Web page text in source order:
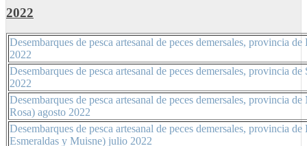
2022
Desembarques de pesca artesanal de peces demersales, provincia
2022
Desembarques de pesca artesanal de peces demersales, provincia
2022
Desembarques de pesca artesanal de peces demersales, provincia
Rosa) agosto 2022
Desembarques de pesca artesanal de peces demersales, provincia
Esmeraldas y Muisne) julio 2022